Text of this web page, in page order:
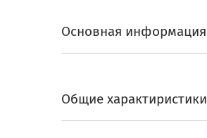
Основная информация
Общие характиристики